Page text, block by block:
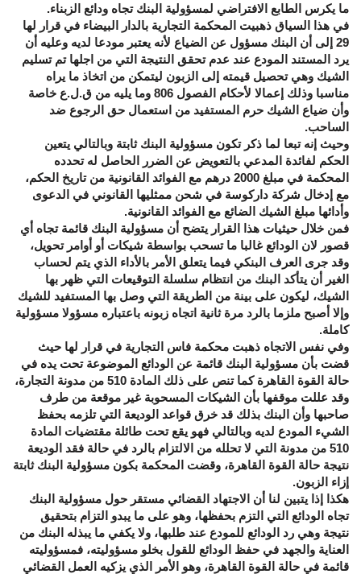
ما يكرس الطابع الافتراضي لمسؤولية البنك تجاه ودائع الزبناء.
في هذا السياق ذهبيت المحكمة التجارية بالدار البيضاء في قرار لها
29 إلى أن البنك مسؤول عن الضياع لأنه يعتبر مودعا لديه وعليه أن
يرد المستند المودع عند عدم تحقق النتيجة التي من اجلها تم تسليم
الشيك وهي تحصيل قيمته إلى الزبون ليتمكن من اتخاذ ما يراه
مناسبا وذلك إعمالا لأحكام الفصول 806 وما يليه من ق.ل.ع خاصة
وأن ضياع الشيك حرم المستفيد من استعمال حق الرجوع ضد
الساحب.
وحيث إنه تبعا لما ذكر تكون مسؤولية البنك ثابتة وبالتالي يتعين
الحكم لفائدة المدعي بالتعويض عن الضرر الحاصل له تحدده
المحكمة في مبلغ 2000 درهم مع الفوائد القانونية من تاريخ الحكم،
مع إدخال شركة داركوسة في شحن ممثليها القانوني في الدعوى
وأدائها مبلغ الشيك الضائع مع الفوائد القانونية.
فمن خلال حيثيات هذا القرار يتضح أن مسؤولية البنك قائمة تجاه أي
قصور لان الودائع غالبا ما تسحب بواسطة شيكات أو أوامر تحويل،
وقد جرى العرف البنكي فيما يتعلق الأمر بالأداء الذي يتم لحساب
الغير أن يتأكد البنك من انتظام سلسلة التوقيعات التي ظهر بها
الشيك، ليكون على بينة من الطريقة التي وصل بها المستفيد للشيك
وإلا أصبح ملزما بالرد مرة ثانية اتجاه زبونه باعتباره مسؤولا مسؤولية
كاملة.
وفي نفس الاتجاه ذهبت محكمة فاس التجارية في قرار لها حيث
قضت بأن مسؤولية البنك قائمة عن الودائع الموضوعة تحت يده في
حالة القوة القاهرة كما تنص على ذلك المادة 510 من مدونة التجارة،
وقد عللت موقفها بأن الشيكات المسحوبة غير موقعة من طرف
صاحبها وأن البنك بذلك قد خرق قواعد الوديعة التي تلزمه بحفظ
الشيء المودع لديه وبالتالي فهو يقع تحت طائلة مقتضيات المادة
510 من مدونة التي لا تحلله من الالتزام بالرد في حالة فقد الوديعة
نتيجة حالة القوة القاهرة، وقضت المحكمة بكون مسؤولية البنك ثابتة
إزاء الزبون.
هكذا إذا يتبين لنا أن الاجتهاد القضائي مستقر حول مسؤولية البنك
تجاه الودائع التي التزم بحفظها، وهو على ما يبدو التزام بتحقيق
نتيجة وهي رد الودائع للمودع عند طلبها، ولا يكفي ما يبذله البنك من
العناية والجهد في حفظ الودائع للقول بخلو مسؤوليته، فمسؤوليته
قائمة في حالة القوة القاهرة، وهو الأمر الذي يزكيه العمل القضائي